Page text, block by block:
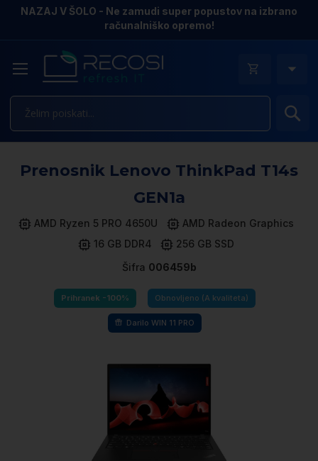
NAZAJ V ŠOLO - Ne zamudi super popustov na izbrano
računalniško opremo!
Prenosnik Lenovo ThinkPad T14s
GEN1a
AMD Ryzen 5 PRO 4650U
AMD Radeon Graphics
16 GB DDR4
256 GB SSD
Šifra 006459b
Prihranek -100% Obnovljeno (A kvaliteta)
Darilo WIN 11 PRO